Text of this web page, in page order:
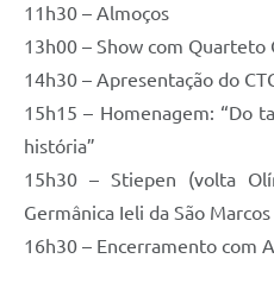
11h30 – Almoços
13h00 – Show com Quarteto
14h30 – Apresentação do
15h15 – Homenagem: “Do
história”
15h30 – Stiepen (volta
Germânica Ieli da São Marcos
16h30 – Encerramento com